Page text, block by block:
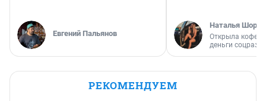
Евгений Пальянов
Наталья
Открыла
деньги
РЕКОМЕНДУЕМ